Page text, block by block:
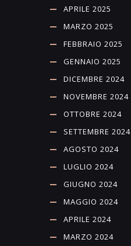
APRILE 2025
MARZO 2025
FEBBRAIO 2025
GENNAIO 2025
DICEMBRE 2024
NOVEMBRE 2024
OTTOBRE 2024
SETTEMBRE 2024
AGOSTO 2024
LUGLIO 2024
GIUGNO 2024
MAGGIO 2024
APRILE 2024
MARZO 2024